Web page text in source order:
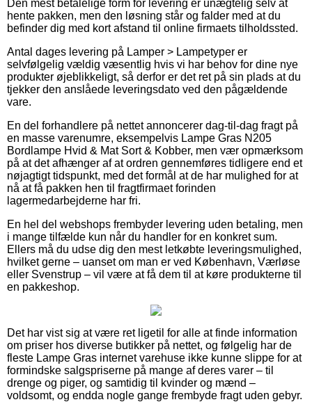
Den mest betalelige form for levering er unægtelig selv at
hente pakken, men den løsning står og falder med at du
befinder dig med kort afstand til online firmaets tilholdssted.
Antal dages levering på Lamper > Lampetyper er
selvfølgelig vældig væsentlig hvis vi har behov for dine nye
produkter øjeblikkeligt, så derfor er det ret på sin plads at du
tjekker den anslåede leveringsdato ved den pågældende
vare.
En del forhandlere på nettet annoncerer dag-til-dag fragt på
en masse varenumre, eksempelvis Lampe Gras N205
Bordlampe Hvid & Mat Sort & Kobber, men vær opmærksom
på at det afhænger af at ordren gennemføres tidligere end et
nøjagtigt tidspunkt, med det formål at de har mulighed for at
nå at få pakken hen til fragtfirmaet forinden
lagermedarbejderne har fri.
En hel del webshops frembyder levering uden betaling, men
i mange tilfælde kun når du handler for en konkret sum.
Ellers må du udse dig den mest letkøbte leveringsmulighed,
hvilket gerne – uanset om man er ved København, Værløse
eller Svenstrup – vil være at få dem til at køre produkterne til
en pakkeshop.
Det har vist sig at være ret ligetil for alle at finde information
om priser hos diverse butikker på nettet, og følgelig har de
fleste Lampe Gras internet varehuse ikke kunne slippe for at
formindske salgspriserne på mange af deres varer – til
drenge og piger, og samtidig til kvinder og mænd –
voldsomt, og endda nogle gange frembyde fragt uden gebyr.